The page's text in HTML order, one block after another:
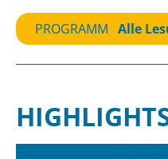
PROGRAMM Alle